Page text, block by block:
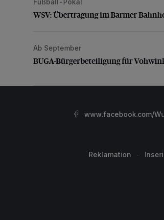
WSV: Übertragung im Barmer
WSV: Übertragung im Barmer
BUGA-Bürgerbeteiligung für
Ab September
BUGA-Bürgerbeteiligung für
www.facebook.com/
Reklamation